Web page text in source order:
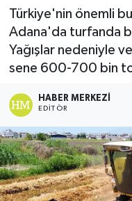
Türkiye'nin önemli
Adana'da turfanda
Yağışlar nedeniyle
sene 600-700 bin
HABER MERKEZI
EDITÖR
Teknoloji
Yaşam